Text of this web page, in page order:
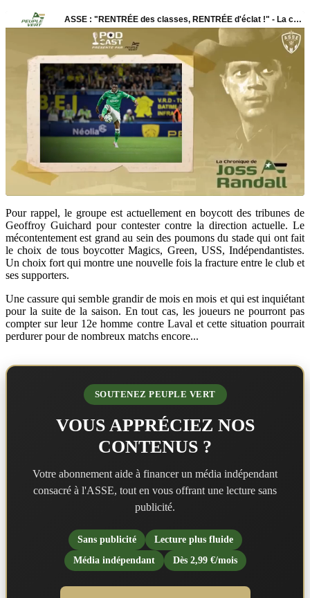
Pour rappel, le groupe est actuellement en boycott des tribunes de
Geoffroy Guichard pour contester contre la direction actuelle. Le
mécontentement est grand au sein des poumons du stade qui ont fait
le choix de tous boycotter Magics, Green, USS, Indépendantistes.
Un choix fort qui montre une nouvelle fois la fracture entre le club et
ses supporters.
Une cassure qui semble grandir de mois en mois et qui est inquiétant
pour la suite de la saison. En tout cas, les joueurs ne pourront pas
compter sur leur 12e homme contre Laval et cette situation pourrait
perdurer pour de nombreux matchs encore...
SOUTENEZ PEUPLE VERT
VOUS APPRÉCIEZ NOS
CONTENUS ?
Votre abonnement aide à financer un média indépendant
consacré à l'ASSE, tout en vous offrant une lecture sans
publicité.
Sans publicité
Lecture plus fluide
Média indépendant
Dès 2,99 €/mois